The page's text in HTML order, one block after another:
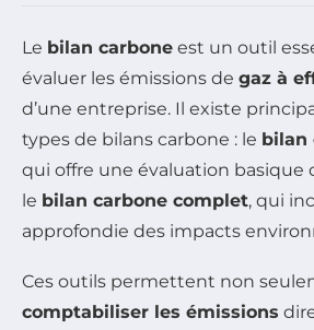
Le bilan carbone est un outil
évaluer les émissions de gaz à
d’une entreprise. Il existe
types de bilans carbone : le bilan
qui offre une évaluation basique
le bilan carbone complet, qui
approfondie des impacts
Ces outils permettent non
comptabiliser les émissions